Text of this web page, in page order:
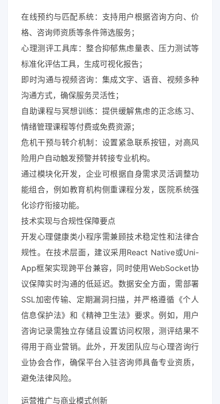
​在线预约与匹配系统：支持用户根据咨询方向、价
格、咨询师资质等条件筛选服务；
​心理测评工具库：整合抑郁焦虑量表、压力测试等
标准化评估工具，生成可视化报告；
​即时沟通与视频咨询：集成文字、语音、视频多种
沟通方式，确保服务灵活性；
​自助课程与冥想训练：提供缓解焦虑的正念练习、
情绪管理课程等付费或免费资源；
​危机干预与转介机制：设置紧急联系按钮，对高风
险用户自动触发预警并转接专业机构。
通过模块化开发，企业可根据自身需求灵活调整功
能组合，例如教育机构侧重课程分发，医院系统强
化诊疗衔接功能。
技术实现与合规性保障要点
开发心理健康类小程序需兼顾技术稳定性和法律合
规性。在技术层面，建议采用React Native或Uni-
App框架实现跨平台兼容，同时使用WebSocket协
议保障实时沟通的低延迟。数据安全方面，需部署
SSL加密传输、定期漏洞扫描，并严格遵循《个人
信息保护法》和《精神卫生法》要求。例如，用户
咨询记录需独立存储且设置访问权限，测评结果不
得用于商业营销。此外，开发团队应与心理咨询行
业协会合作，确保平台入驻咨询师具备专业资质，
避免法律风险。
运营推广与商业模式创新